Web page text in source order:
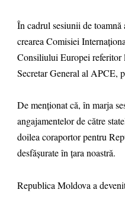
În cadrul sesiunii de
crearea Comisiei
Consiliului Europei referitor
Secretar General al APCE,
De menționat că, în marja
angajamentelor de către
doilea coraportor pentru
desfășurate în țara noastră.
Republica Moldova a